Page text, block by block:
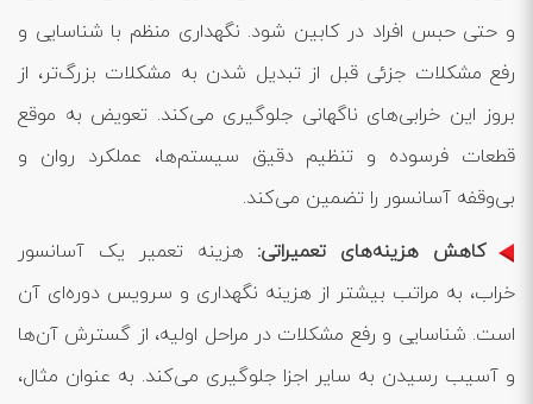
و حتی حبس افراد در کابین شود. نگهداری منظم با شناسایی و
رفع مشکلات جزئی قبل از تبدیل شدن به مشکلات بزرگ‌تر، از
بروز این خرابی‌های ناگهانی جلوگیری می‌کند. تعویض به موقع
قطعات فرسوده و تنظیم دقیق سیستم‌ها، عملکرد روان و
بی‌وقفه آسانسور را تضمین می‌کند.
کاهش هزینه‌های تعمیراتی: هزینه تعمیر یک آسانسور
خراب، به مراتب بیشتر از هزینه نگهداری و سرویس دوره‌ای آن
است. شناسایی و رفع مشکلات در مراحل اولیه، از گسترش آن‌ها
و آسیب رسیدن به سایر اجزا جلوگیری می‌کند. به عنوان مثال،